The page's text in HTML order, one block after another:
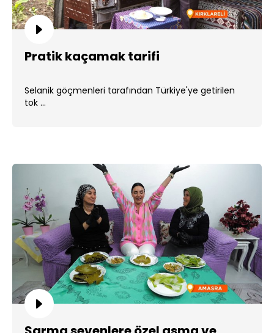
Pratik kaçamak tarifi
Selanik göçmenleri tarafından Türkiye'ye getirilen
tok ...